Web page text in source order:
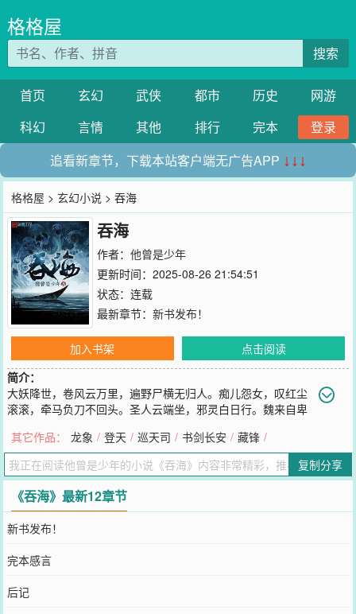
格格屋
搜索
首页 玄幻 武侠 都市 历史
网游
科幻
言情 其他 排行 完本
登录
追看新章节，下载本站客户端无广告APP ↓↓↓
格格屋 >玄幻小说 > 吞海
吞海
作者： 他曾是少年
更新时间：2025-08-26 21:54:51
状态：连载
最新章节： 新书发布！
加入书架
点击阅读
简介：
大妖降世，卷风云万里，遍野尸横无归人。痴儿怨女，叹红尘
滚滚，牵马负刀不回头。圣人云端坐，邪灵白日行。魏来自卑
兴！书友群：785794441欢迎加入
您要是觉得《吞海》还不错的话请不要忘记向您QQ群和微博微信里的
朋友推荐哦！
其它作品： 龙象 / 登天 / 巡天司 / 书剑长安 / 藏锋 /
复制分享
《吞海》最新12章节
新书发布！
完本感言
后记